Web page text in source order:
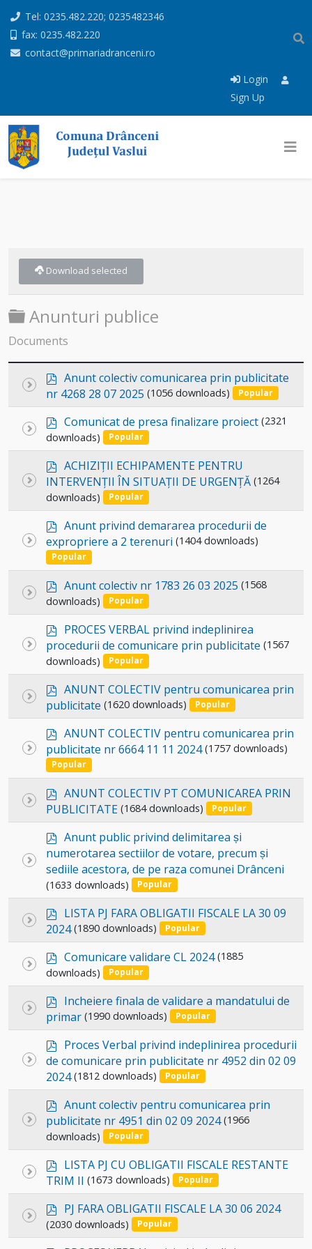
Tel: 0235.482.220; 0235482346
fax: 0235.482.220
contact@primariadranceni.ro
Login
Sign Up
Download selected
Folder
Anunturi publice
Documents
Select
item
p
d
Anunt colectiv comunicarea prin publicitate
nr 4268 28 07 2025 (1056 downloads) Popular
Select
an
p
d
f
Comunicat de presa finalizare proiect (2321
downloads)
Popular
Select
p
d
f
ACHIZIȚII ECHIPAMENTE PENTRU
INTERVENȚII ÎN SITUAȚII DE URGENȚĂ (1264
downloads)
Popular
Select
p
d
f
Anunt privind demararea procedurii de
expropriere a 2 terenuri (1404 downloads)
Popular
Select
p
d
Anunt colectiv nr 1783 26 03 2025 (1568
downloads)
Popular
Select
p
d
f
PROCES VERBAL privind indeplinirea
procedurii de comunicare prin publicitate (1567
downloads)
Popular
Select
p
d
f
ANUNT COLECTIV pentru comunicarea prin
publicitate (1620 downloads) Popular
Select
p
d
f
ANUNT COLECTIV pentru comunicarea prin
publicitate nr 6664 11 11 2024 (1757 downloads)
Popular
Select
p
d
f
ANUNT COLECTIV PT COMUNICAREA PRIN
PUBLICITATE (1684 downloads) Popular
Select
item
p
d
f
Anunt public privind delimitarea și
numerotarea sectiilor de votare, precum și
sediile acestora, de pe raza comunei Drânceni
(1633 downloads) Popular
Select
item
p
d
f
LISTA PJ FARA OBLIGATII FISCALE LA 30 09
2024 (1890 downloads) Popular
Select
an
item
p
d
f
Comunicare validare CL 2024 (1885
downloads)
Popular
Select
p
d
f
Incheiere finala de validare a mandatului de
primar (1990 downloads) Popular
Select
p
d
f
Proces Verbal privind indeplinirea procedurii
de comunicare prin publicitate nr 4952 din 02 09
2024 (1812 downloads) Popular
Select
p
d
f
Anunt colectiv pentru comunicarea prin
publicitate nr 4951 din 02 09 2024 (1966
downloads)
Popular
Select
an
item
p
d
f
LISTA PJ CU OBLIGATII FISCALE RESTANTE
TRIM II (1673 downloads) Popular
Select
p
d
PJ FARA OBLIGATII FISCALE LA 30 06 2024
(2030 downloads) Popular